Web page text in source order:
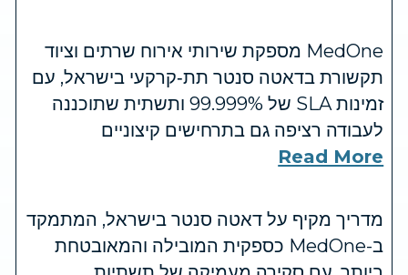
MedOne מספקת שירותי אירוח שרתים וציוד
תקשורת בדאטה סנטר תת‑קרקעי בישראל, עם
זמינות SLA של 99.999% ותשתית שתוכננה
לעבודה רציפה גם בתרחישים קיצוניים
Read More
מדריך מקיף על דאטה סנטר בישראל, המתמקד
ב-MedOne כספקית המובילה והמאובטחת